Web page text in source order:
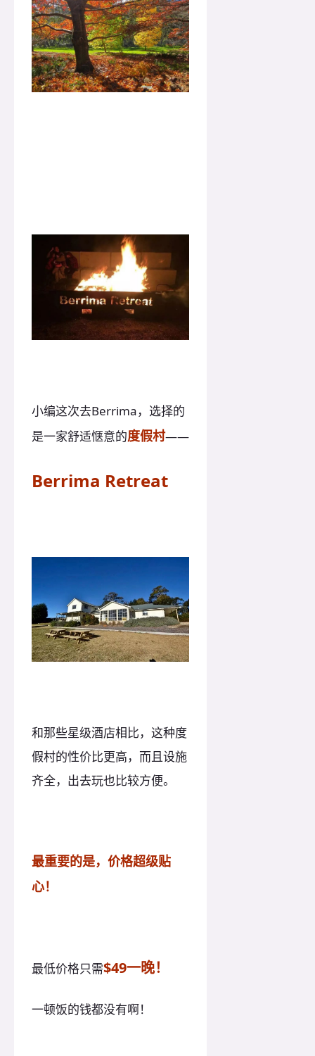
小编这次去Berrima，选择的
是一家舒适惬意的度假村——
Berrima Retreat
和那些星级酒店相比，这种度
假村的性价比更高，而且设施
齐全，出去玩也比较方便。
最重要的是，价格超级贴
心！
最低价格只需$49一晚！
一顿饭的钱都没有啊！